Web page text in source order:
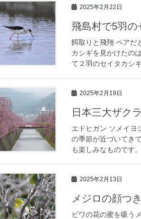
2025年2月22日
飛島村で5羽の
餌取りと飛翔 ペアだ
カシギを見かけたの
て２羽のセイタカシ
2025年2月19日
日本三大ザク
エドヒガン ソメイヨ
の季節が近づいてき
も楽しみなものです
2025年2月13日
メジロの顔つ
ビワの花の蜜を吸う